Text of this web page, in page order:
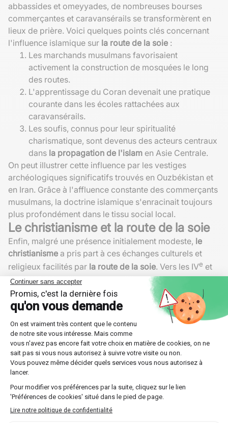
abbassides et omeyyades, de nombreuses bourses
commerçantes et caravansérails se transformèrent en
lieux de prière. Voici quelques points clés concernant
l'influence islamique sur la route de la soie :
Les marchands musulmans favorisaient
activement la construction de mosquées le long
des routes.
L'apprentissage du Coran devenait une pratique
courante dans les écoles rattachées aux
caravansérails.
Les soufis, connus pour leur spiritualité
charismatique, sont devenus des acteurs centraux
dans la propagation de l'islam en Asie Centrale.
On peut illustrer cette influence par les vestiges
archéologiques significatifs trouvés en Ouzbékistan et
en Iran. Grâce à l'affluence constante des commerçants
musulmans, la doctrine islamique s'enracinait toujours
plus profondément dans le tissu social local.
Le christianisme et la route de la soie
Enfin, malgré une présence initialement modeste, le
christianisme a pris part à ces échanges culturels et
religieux facilités par la route de la soie. Vers les IVe et
Vesiècles, des communautés chrétiennes apparaissent
en Perse, profitant de ce réseau pour élargir leur sphère
d'influence.
Missionnaires nestoriens et autres
influences chrétiennes
Parmi les premiers chrétiens à arpenterla route de la
soiefigurent les missionnaires nestoriens. Leur objectif
était clair : propager la foi chrétienne et établir des
traditionnelles. Quelques aspects marquants de cette
Établissement de diocèses en Perse et jusqu'au